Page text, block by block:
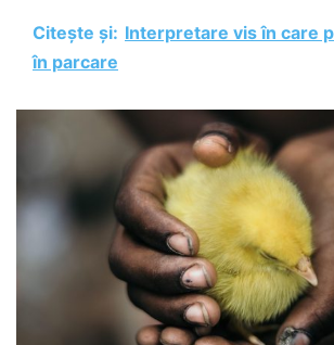
Citește și: Interpretare vis în care
în parcare